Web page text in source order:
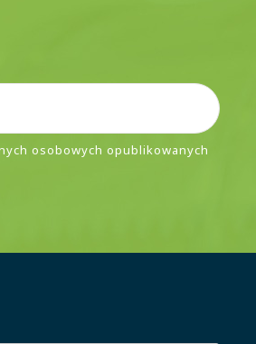
osobowych opublikowanych